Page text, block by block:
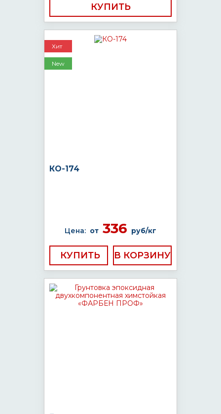
КУПИТЬ
Хит
New
КО-174
Цена: от 336 руб/кг
КУПИТЬ